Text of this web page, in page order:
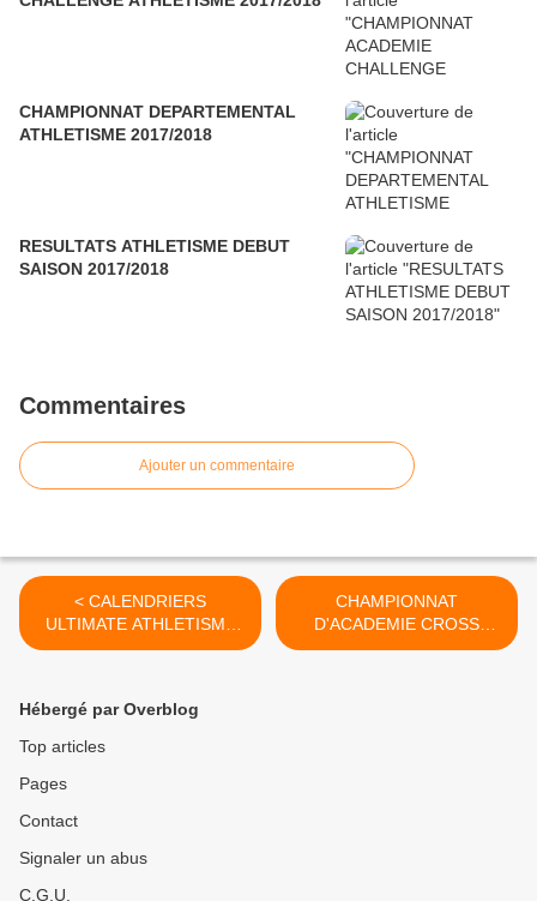
CHAMPIONNAT DEPARTEMENTAL
ATHLETISME 2017/2018
RESULTATS ATHLETISME DEBUT
SAISON 2017/2018
Commentaires
Ajouter un commentaire
< CALENDRIERS
ULTIMATE ATHLETISME
2015/2016
CHAMPIONNAT
D'ACADEMIE CROSS
COUNTRY 2015/2016 >
Hébergé par Overblog
Top articles
Pages
Contact
Signaler un abus
C.G.U.